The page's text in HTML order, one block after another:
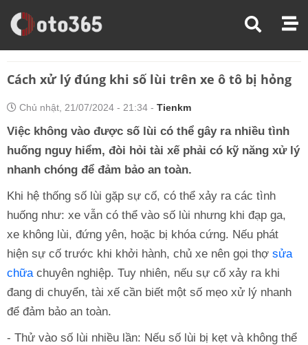
Trang Chủ
Chăm Sóc Xe
Cách xử lý đúng khi số lùi trên xe ô tô bị hỏng
Chủ nhật, 21/07/2024 - 21:34 - Tienkm
Việc không vào được số lùi có thể gây ra nhiều tình
huống nguy hiểm, đòi hỏi tài xế phải có kỹ năng xử lý
nhanh chóng để đảm bảo an toàn.
Khi hệ thống số lùi gặp sự cố, có thể xảy ra các tình
huống như: xe vẫn có thể vào số lùi nhưng khi đạp ga,
xe không lùi, đứng yên, hoặc bị khóa cứng. Nếu phát
hiện sự cố trước khi khởi hành, chủ xe nên gọi thợ sửa
chữachuyên nghiệp. Tuy nhiên, nếu sự cố xảy ra khi
đang di chuyển, tài xế cần biết một số mẹo xử lý nhanh
để đảm bảo an toàn.
- Thử vào số lùi nhiều lần: Nếu số lùi bị kẹt và không thể